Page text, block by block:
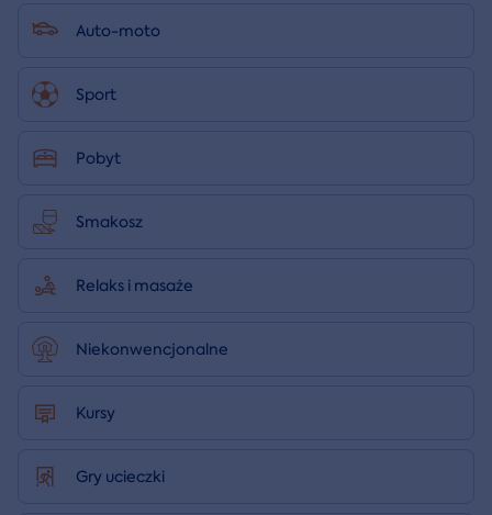
Auto-moto
Sport
Pobyt
Smakosz
Relaks i masaże
Niekonwencjonalne
Kursy
Gry ucieczki